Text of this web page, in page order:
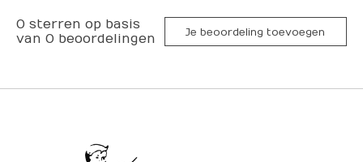
0 sterren op basis
van 0 beoordelingen Je beoordeling toevoegen